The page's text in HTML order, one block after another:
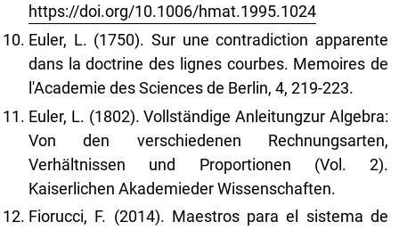
https://doi.org/10.1006/hmat.1995.1024
Euler, L. (1750). Sur une contradiction apparente
dans la doctrine des lignes courbes. Memoires de
l'Academie des Sciences de Berlin, 4, 219-223.
Euler, L. (1802). Vollständige Anleitungzur Algebra:
Von den verschiedenen Rechnungsarten,
Verhältnissen und Proportionen (Vol. 2).
Kaiserlichen Akademieder Wissenschaften.
Fiorucci, F. (2014). Maestros para el sistema de